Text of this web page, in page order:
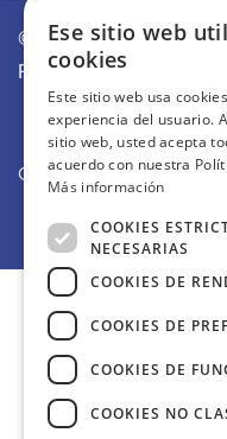
© CLÍNICAS REVITAE |
Regenerativa
Aviso Legal
Cookies
PROYECTO
EUROPEO DE
Ese sitio web
cookies
Este sitio web usa
experiencia del usuario.
sitio web, usted acepta
acuerdo con nuestra
Más información
COOKIES
NECESARIAS
COOKIES DE
COOKIES DE
COOKIES DE
COOKIES NO